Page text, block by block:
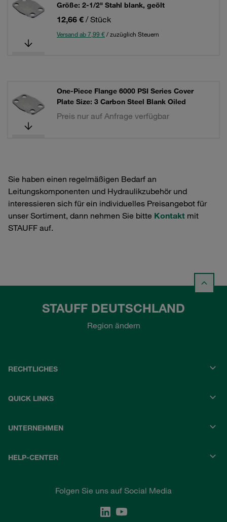
Größe: 2-1/2" Stahl blank, geölt
12,66 € / Stück
Versand ab 7,99 €/ zuzüglich Steuern
One-Piece Flange 6000 PSI Series Cover
Plate Size: 3 Carbon Steel Blank Oiled
Preis nur auf Anfrage verfügbar
Sie haben einen regelmäßigen Bedarf an
Leitungskomponenten und Hydraulikzubehör und
interessieren sich für ein individuelles Preisangebot für
unser Sortiment, dann nehmen Sie bitte Kontakt mit
STAUFF auf.
STAUFF DEUTSCHLAND
Region ändern
RECHTLICHES
QUICK LINKS
UNTERNEHMEN
HELP-CENTER
Folgen Sie uns auf Social Media